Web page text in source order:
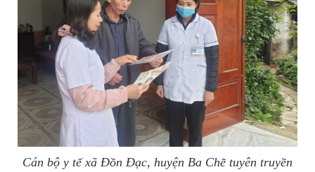
Cán bộ y tế xã Đồn Đạc, huyện Ba Chẽ tuyên truyền